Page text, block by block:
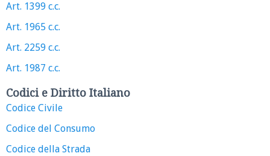
Art. 1399 c.c.
Art. 1965 c.c.
Art. 2259 c.c.
Art. 1987 c.c.
Codici e Diritto Italiano
Codice Civile
Codice del Consumo
Codice della Strada